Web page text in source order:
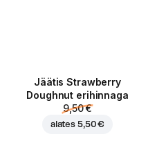
Jäätis Strawberry
Doughnut erihinnaga
9,50 €
alates 5,50 €